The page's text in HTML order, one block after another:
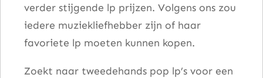
verder stijgende lp prijzen. Volgens ons zou
iedere muziekliefhebber zijn of haar
favoriete lp moeten kunnen kopen.
Zoekt naar tweedehands pop lp’s voor een